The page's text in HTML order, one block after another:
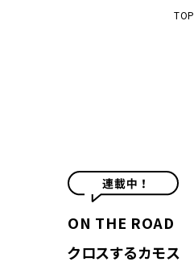
TOP
ON THE ROAD
クロスするカモス